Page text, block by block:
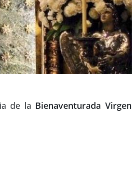
de la Bienaventurada Virgen